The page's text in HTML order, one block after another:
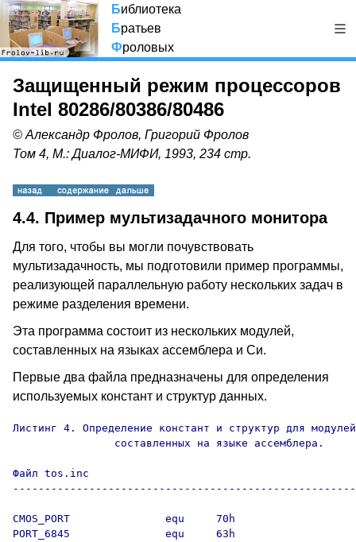
Библиотека
Братьев
Фроловых
Защищенный режим процессоров
Intel 80286/80386/80486
© Александр Фролов, Григорий Фролов
Том 4, М.: Диалог-МИФИ, 1993, 234 стр.
4.4. Пример мультизадачного монитора
Для того, чтобы вы могли почувствовать
мультизадачность, мы подготовили пример программы,
реализующей параллельную работу нескольких задач в
режиме разделения времени.
Эта программа состоит из нескольких модулей,
составленных на языках ассемблера и Си.
Первые два файла предназначены для определения
используемых констант и структур данных.
Листинг 4. Определение констант и структур для
                составленных на языке ассемблера.
Файл tos.inc
CMOS_PORT               equ     70h
PORT_6845               equ     63h